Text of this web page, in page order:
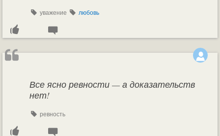
уважение любовь
Все ясно ревности — а доказательств
нет!
ревность